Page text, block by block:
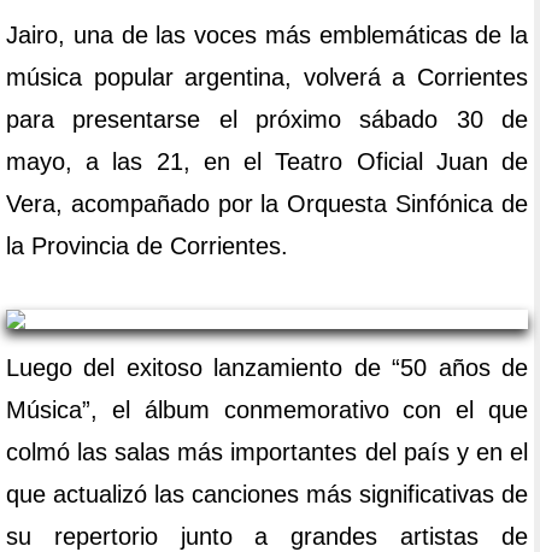
Jairo, una de las voces más emblemáticas de la
música popular argentina, volverá a Corrientes
para presentarse el próximo sábado 30 de
mayo, a las 21, en el Teatro Oficial Juan de
Vera, acompañado por la Orquesta Sinfónica de
la Provincia de Corrientes.
Luego del exitoso lanzamiento de “50 años de
Música”, el álbum conmemorativo con el que
colmó las salas más importantes del país y en el
que actualizó las canciones más significativas de
su repertorio junto a grandes artistas de